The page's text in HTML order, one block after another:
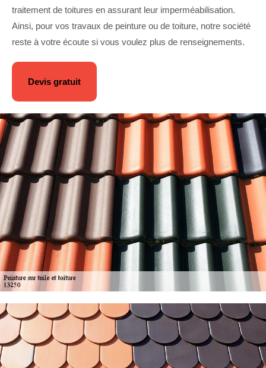
traitement de toitures en assurant leur imperméabilisation.
Ainsi, pour vos travaux de peinture ou de toiture, notre société
reste à votre écoute si vous voulez plus de renseignements.
Devis gratuit